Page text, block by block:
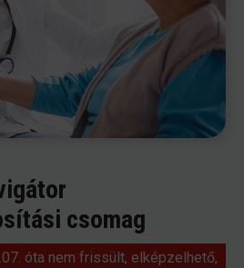
csomag
óta nem frissült, elképzelhető,